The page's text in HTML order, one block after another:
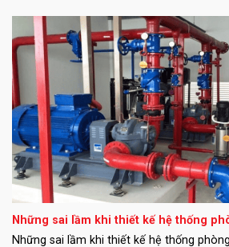
Những sai lầm khi thiết kế hệ thống
Những sai lầm khi thiết kế hệ thống